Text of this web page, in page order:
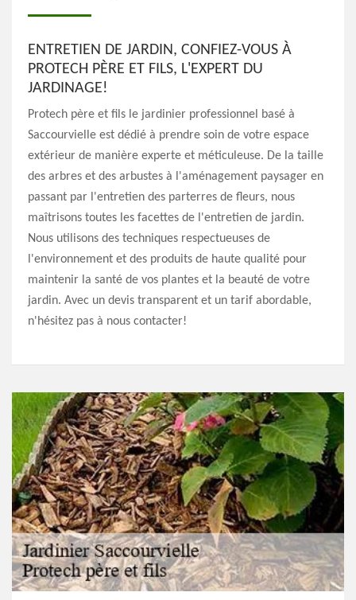
ENTRETIEN DE JARDIN, CONFIEZ-VOUS À
PROTECH PÈRE ET FILS, L'EXPERT DU
JARDINAGE!
Protech père et fils le jardinier professionnel basé à
Saccourvielle est dédié à prendre soin de votre espace
extérieur de manière experte et méticuleuse. De la taille
des arbres et des arbustes à l'aménagement paysager en
passant par l'entretien des parterres de fleurs, nous
maîtrisons toutes les facettes de l'entretien de jardin.
Nous utilisons des techniques respectueuses de
l'environnement et des produits de haute qualité pour
maintenir la santé de vos plantes et la beauté de votre
jardin. Avec un devis transparent et un tarif abordable,
n'hésitez pas à nous contacter!